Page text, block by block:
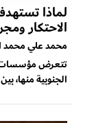
لماذا
الاحتكار
محمد علي محمد
تتعرض مؤسسات
الجنوبية منها،